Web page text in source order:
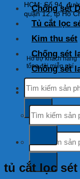
HCM: Số 94,
quận 12, tp Hồ
Hỗ trợ khách hàng
tổng đài miễn phí
Tìm
kiếm:
kiếm:
Chống sét
Tủ cắt lọc
Kim thu sét
Chống sét
Chống sét
Tìm
kiếm:
tủ cắt lọc sét